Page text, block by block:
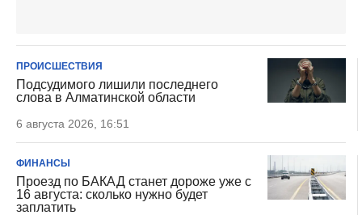
ПРОИСШЕСТВИЯ
Подсудимого лишили последнего
слова в Алматинской области
6 августа 2026, 16:51
ФИНАНСЫ
Проезд по БАКАД станет дороже уже с
16 августа: сколько нужно будет
заплатить